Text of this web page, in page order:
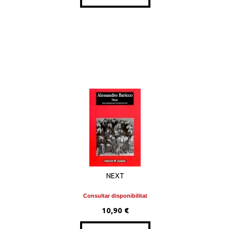
NEXT
Consultar disponibilitat
10,90 €